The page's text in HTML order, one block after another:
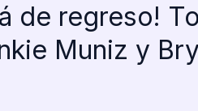
de regreso!
Muniz y